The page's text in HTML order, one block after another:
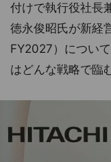
付けで執行役社長
徳永俊昭氏が新経
FY2027）につい
はどんな戦略で臨